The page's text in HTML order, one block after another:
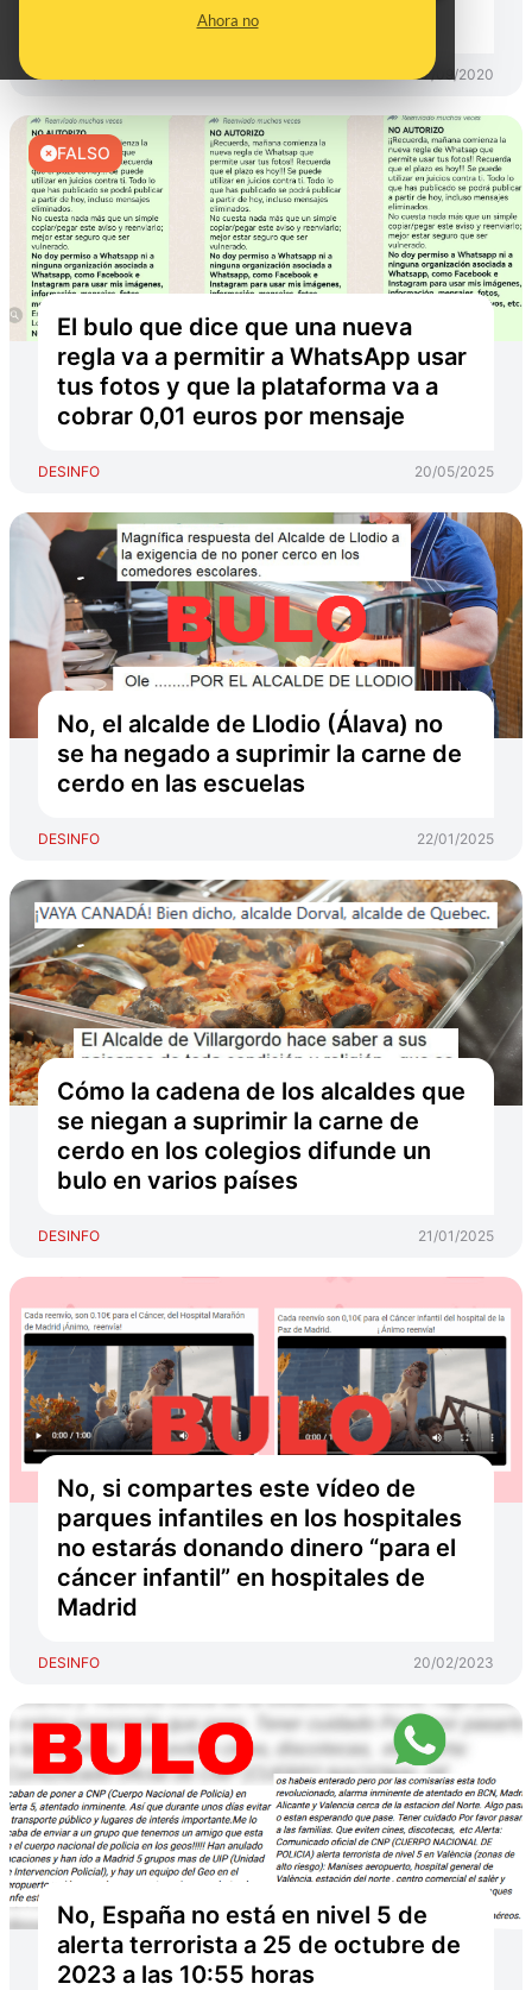
Ahora no
contienen "códigos de phishing"
DESINFO 07/09/2020
FALSO
El bulo que dice que una nueva
regla va a permitir a WhatsApp usar
tus fotos y que la plataforma va a
cobrar 0,01 euros por mensaje
DESINFO 20/05/2025
No, el alcalde de Llodio (Álava) no
se ha negado a suprimir la carne de
cerdo en las escuelas
DESINFO 22/01/2025
Cómo la cadena de los alcaldes que
se niegan a suprimir la carne de
cerdo en los colegios difunde un
bulo en varios países
DESINFO 21/01/2025
No, si compartes este vídeo de
parques infantiles en los hospitales
no estarás donando dinero “para el
cáncer infantil” en hospitales de
Madrid
DESINFO 20/02/2023
No, España no está en nivel 5 de
alerta terrorista a 25 de octubre de
2023 a las 10:55 horas